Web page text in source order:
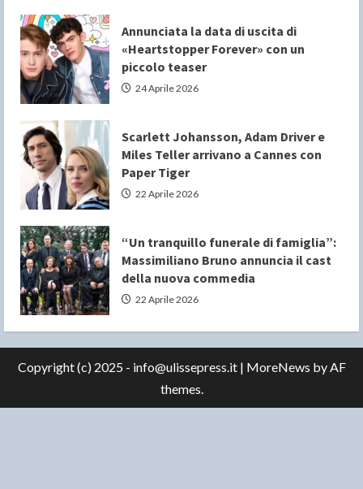
Annunciata la data di uscita di
«Heartstopper Forever» con un
piccolo teaser
24 Aprile 2026
Scarlett Johansson, Adam Driver e
Miles Teller arrivano a Cannes con
Paper Tiger
22 Aprile 2026
“Un tranquillo funerale di famiglia”:
Massimiliano Bruno annuncia il cast
della nuova commedia
22 Aprile 2026
Copyright (c) 2025 - info@ulissepress.it | MoreNews by AF
themes.